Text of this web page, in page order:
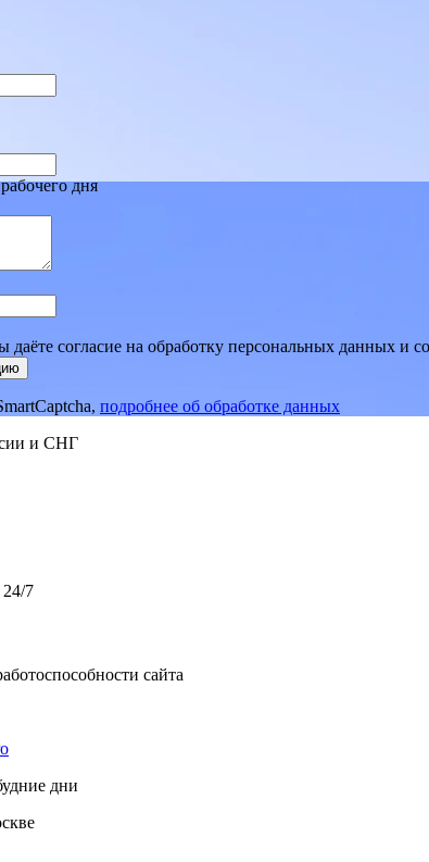
дня
согласие на обработку персональных данных и
подробнее об обработке данных
и СНГ
7
сайта
дни